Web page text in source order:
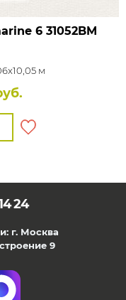
631052BM
м
24
г. Москва
9